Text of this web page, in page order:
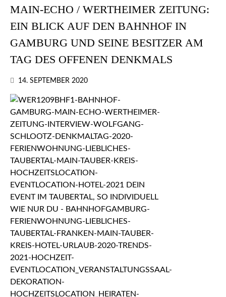
MAIN-ECHO / WERTHEIMER ZEITUNG:
EIN BLICK AUF DEN BAHNHOF IN
GAMBURG UND SEINE BESITZER AM
TAG DES OFFENEN DENKMALS
14. SEPTEMBER 2020